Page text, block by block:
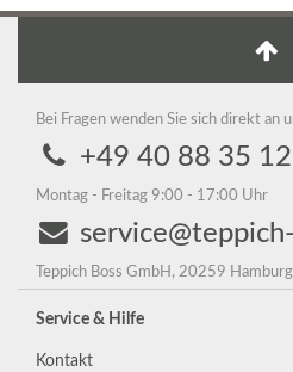
Bei Fragen wenden Sie sich direkt an
+49 40 88 35
Montag - Freitag 9:00 - 17:00 Uhr
Teppich Boss GmbH, 20259
Service & Hilfe
Kontakt